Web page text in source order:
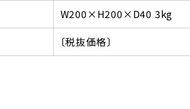
W200×H200×D40 3kg
〔税抜価格〕